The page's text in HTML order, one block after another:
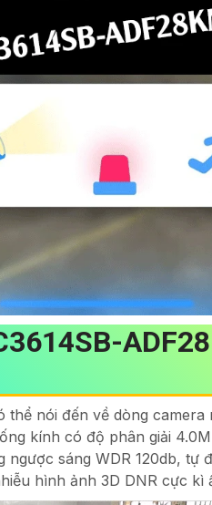
thể nói đến về dòng camera
kính có độ phân giải
sáng WDR 120db, tự
hình ảnh 3D DNR cực kì